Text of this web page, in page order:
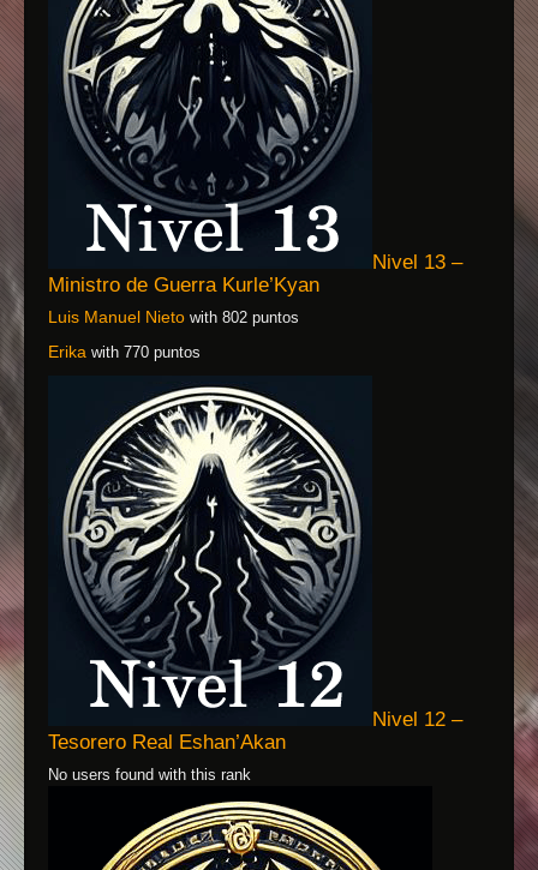
Nivel 13 –
Ministro de Guerra Kurle’Kyan
Luis Manuel Nieto with 802 puntos
Erika with 770 puntos
Nivel 12 –
Tesorero Real Eshan’Akan
No users found with this rank